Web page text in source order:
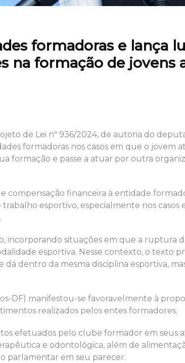
formadoras e lança
na formação de jovens
de Lei nº 936/2024, de autoria do
formadoras nos casos em que o jovem
formação e passe a atuar por outra
compensação financeira à entidade
esportivo, especialmente nos casos
incorporando situações em que a ruptura
esportiva. Nesse contexto, o texto
dentro da mesma disciplina esportiva,
DF) manifestou-se favoravelmente à
realizados pelos entes formadores.
efetuados pelo clube formador em seus
e odontológica, além de
parlamentar em seu parecer.